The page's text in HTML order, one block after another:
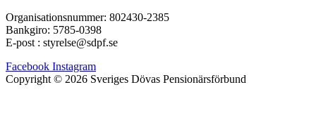
Organisationsnummer: 802430-2385
Bankgiro: 5785-0398
E-post : styrelse@sdpf.se
Facebook Instagram
Copyright © 2026 Sveriges Dövas Pensionärsförbund